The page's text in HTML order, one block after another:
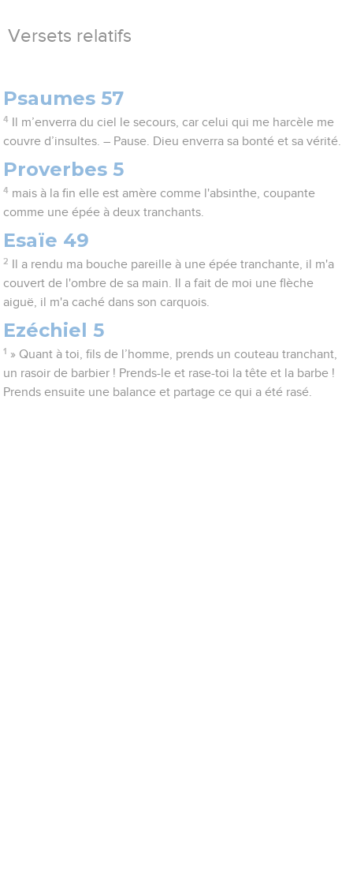
Versets relatifs
Psaumes 57
4
Il m’enverra du ciel le secours, car celui qui me harcèle me
couvre d’insultes. – Pause. Dieu enverra sa bonté et sa vérité.
Proverbes 5
4 mais à la fin elle est amère comme l'absinthe, coupante
comme une épée à deux tranchants.
Esaïe 49
2
Il a rendu ma bouche pareille à une épée tranchante, il m'a
couvert de l'ombre de sa main. Il a fait de moi une flèche
aiguë, il m'a caché dans son carquois.
Ezéchiel 5
1 » Quant à toi, fils de l’homme, prends un couteau tranchant,
un rasoir de barbier ! Prends-le et rase-toi la tête et la barbe !
Prends ensuite une balance et partage ce qui a été rasé.